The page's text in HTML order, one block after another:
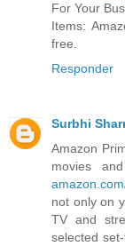
For Your
Items:
free.
Responder
Surbhi
Amazon
movies
not only on
TV and
selected